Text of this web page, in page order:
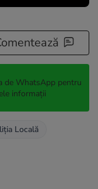
de WhatsApp pentru
informații
Locală